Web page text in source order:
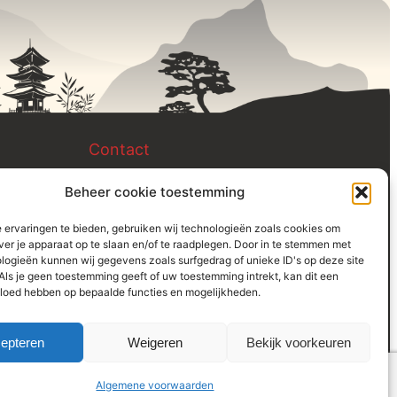
Beheer cookie toestemming
ervaringen te bieden, gebruiken wij technologieën zoals cookies om
je apparaat op te slaan en/of te raadplegen. Door in te stemmen met
kunnen wij gegevens zoals surfgedrag of unieke ID's op deze site
je geen toestemming geeft of uw toestemming intrekt, kan dit een
hebben op bepaalde functies en mogelijkheden.
Weigeren Bekijk voorkeuren
Algemene voorwaarden
Contact
Rijnsburgerweg 128
2231AG Rijnsburg
06-42 99 63 69
gerdamoonen@chimove.nl
algemene voorwaarden